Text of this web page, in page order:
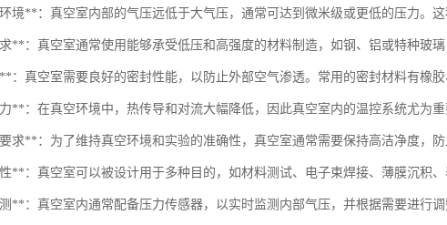
境**：真空室内部的气压远低于大气压，通常可达到微米级或更低的压力。这
**：真空室通常使用能够承受低压和高强度的材料制造，如钢、铝或特种玻璃
：真空室需要良好的密封性能，以防止外部空气渗透。常用的密封材料有橡胶
**：在真空环境中，热传导和对流大幅降低，因此真空室内的温控系统尤为重
求**：为了维持真空环境和实验的准确性，真空室通常需要保持高洁净度，防
**：真空室可以被设计用于多种目的，如材料测试、电子束焊接、薄膜沉积、
**：真空室内通常配备压力传感器，以实时监测内部气压，并根据需要进行调